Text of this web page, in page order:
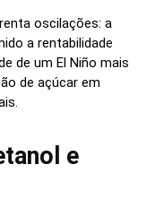
oscilações: a
a rentabilidade
de um El Niño mais
de açúcar em
e